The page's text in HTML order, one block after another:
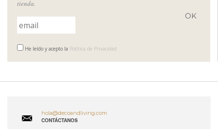
tienda.
He leído y acepto la Política de Privacidad
hola@decoandliving.com
CONTÁCTANOS